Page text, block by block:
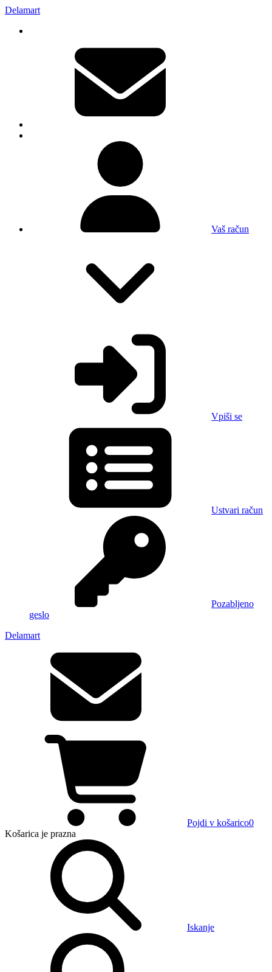
Delamart
Vaš račun
Vpiši se
Ustvari račun
Pozabljeno
geslo
Delamart
Pojdi v košarico0
Košarica je prazna
Iskanje